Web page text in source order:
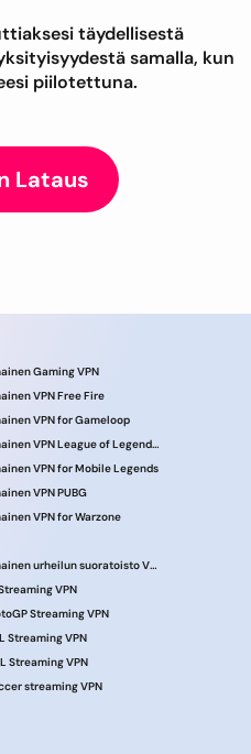
täydellisestä
samalla, kun
piilotettuna.
Lataus
Gaming VPN
VPN Free Fire
VPN for Gameloop
Ilmainen VPN League of Legendsille
VPN for Mobile Legends
VPN PUBG
VPN for Warzone
Ilmainen urheilun suoratoisto VPN
VPN
Streaming VPN
Streaming VPN
Streaming VPN
streaming VPN